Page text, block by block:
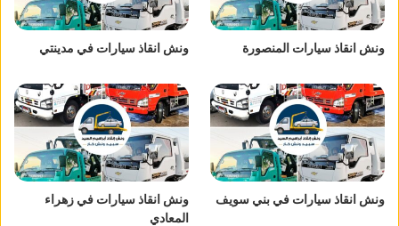
ونش انقاذ سيارات المنصورة ونش انقاذ سيارات في مدينتي
ونش انقاذ سيارات في بني سويف
ونش انقاذ سيارات في زهراء
المعادي